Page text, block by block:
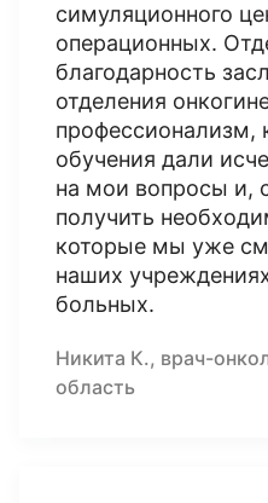
симуляционного
операционных.
благодарность
отделения
профессионализм,
обучения дали
на мои вопросы и,
получить
которые мы уже
наших
больных.
Никита К., врач-
область